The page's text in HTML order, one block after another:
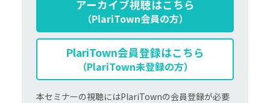
アーカイブ視聴はこちら
（PlariTown会員の方）
PlariTown会員登録はこちら
（PlariTown未登録の方）
本セミナーの視聴にはPlariTownの会員登録が必要